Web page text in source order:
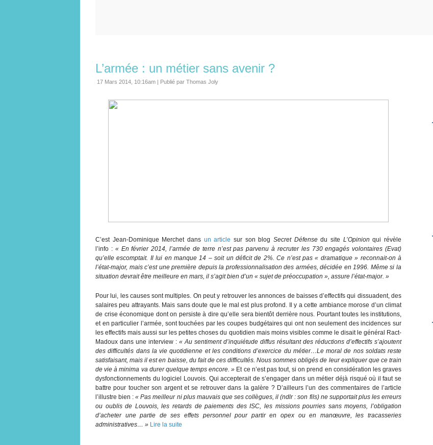
L’armée : un métier sans avenir ?
17 Mars 2014, 10:16am | Publié par Thomas Joly
C’est Jean-Dominique Merchet dans un article sur son blogSecret Défensedu site L’Opinion qui révèle
l’info : « En février 2014, l’armée de terre n’est pas parvenu à recruter les 730 engagés volontaires (Evat)
qu’elle escomptait. Il lui en manque 14 – soit un déficit de 2%. Ce n’est pas « dramatique » reconnait-on à
l’état-major, mais c’est une première depuis la professionnalisation des armées, décidée en 1996. Même si la
situation devrait être meilleure en mars, il s’agit bien d’un « sujet de préoccupation », assure l’état-major. »
Pour lui, les causes sont multiples. On peut y retrouver les annonces de baisses d’effectifs qui dissuadent, des
salaires peu attrayants. Mais sans doute que le mal est plus profond. Il y a cette ambiance morose d’un climat
de crise économique dont on persiste à dire qu’elle sera bientôt derrière nous. Pourtant toutes les institutions,
et en particulier l’armée, sont touchées par les coupes budgétaires qui ont non seulement des incidences sur
les effectifs mais aussi sur les petites choses du quotidien mais moins visibles comme le disait le général Ract-
Madoux dans une interview : « Au sentiment d’inquiétude diffus résultant des réductions d’effectifs s’ajoutent
des difficultés dans la vie quotidienne et les conditions d’exercice du métier…Le moral de nos soldats reste
satisfaisant, mais il est en baisse, du fait de ces difficultés. Nous sommes obligés de leur expliquer que ce train
de vie à minima va durer quelque temps encore. » Et ce n’est pas tout, si on prend en considération les graves
dysfonctionnements du logiciel Louvois. Qui accepterait de s’engager dans un métier déjà risqué où il faut se
battre pour toucher son argent et se retrouver dans la galère ? D’ailleurs l’un des commentaires de l’article
l’illustre bien :« Pas meilleur ni plus mauvais que ses collègues, il (ndlr : son fils) ne supportait plus les erreurs
ou oublis de Louvois, les retards de paiements des ISC, les missions pourries sans moyens, l’obligation
d’acheter une partie de ses effets personnel pour partir en opex ou en manœuvre, les tracasseries
administratives… » Lire la suite